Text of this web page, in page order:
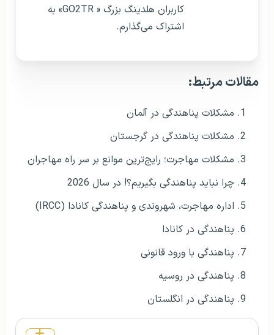
کاربران هلدینگ بزرگ « GO2TR» به
اشتراک می‌گذارم.
مقالات مرتبط:
مشکلات پناهندگی در آلمان
مشکلات پناهندگی در گرجستان
مشکلات مهاجرت؛ رایج‌ترین موانع بر سر راه مهاجران
چرا نباید پناهندگی بگیریم؟! در سال 2026
اداره مهاجرت، شهروندی و پناهندگی کانادا (IRCC)
پناهندگی در کانادا
پناهندگی با ورود قانونی
پناهندگی در روسیه
پناهندگی در انگلستان